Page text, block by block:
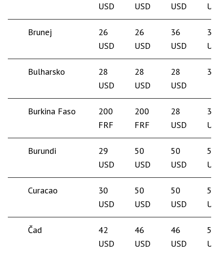
USD
USD
USD
Brunej
26
USD
26
USD
36
USD
35
Bulharsko
28
USD
28
USD
28
USD
30
Burkina Faso
200
FRF
200
FRF
28
USD
35
Burundi
29
USD
50
USD
50
USD
50
Curacao
30
USD
50
USD
50
USD
50
Čad
42
USD
46
USD
46
USD
50